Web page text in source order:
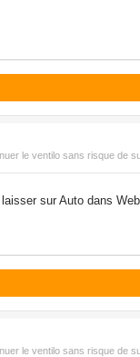
le ventilo sans risque de
sur Auto dans
le ventilo sans risque de